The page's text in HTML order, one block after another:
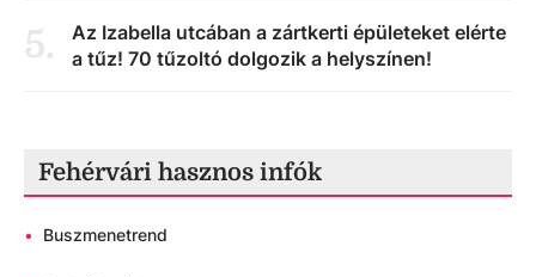
5.
Az Izabella utcában a zártkerti épületeket elérte
a tűz! 70 tűzoltó dolgozik a helyszínen!
Fehérvári hasznos infók
• Buszmenetrend